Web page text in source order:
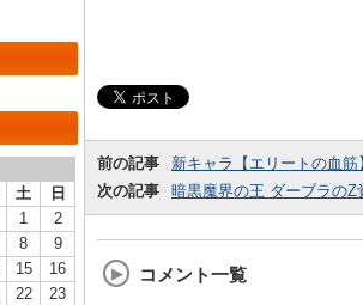
土 日
1
2
8
9
15
16
22
23
前の記事
新キャラ【エリートの血筋】トラン
次の記事
暗黒魔界の王 ダーブラのZ覚醒後
コメント一覧